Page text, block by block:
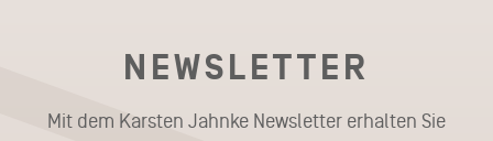
NEWSLETTER
Mit dem Karsten Jahnke Newsletter erhalten Sie